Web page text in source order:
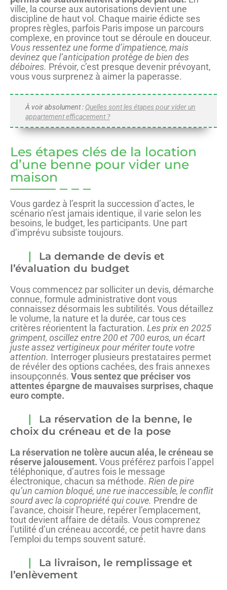
ville, la course aux autorisations devient une
discipline de haut vol. Chaque mairie édicte ses
propres règles, parfois Paris impose un parcours
complexe, en province tout se déroule en douceur.
Vous ressentez une forme d’impatience, mais
devinez que l’anticipation protège de bien des
déboires. Prévoir, c’est presque devenir prévoyant,
vous vous surprenez à aimer la paperasse.
À voir absolument : Quelles sont les étapes pour vider un
appartement​ efficacement ?
Les étapes clés de la location
d’une benne pour vider une
maison
Vous gardez à l’esprit la succession d’actes, le
scénario n’est jamais identique, il varie selon les
besoins, le budget, les participants. Une part
d’imprévu subsiste toujours.
La demande de devis et
l’évaluation du budget
Vous commencez par solliciter un devis, démarche
connue, formule administrative dont vous
connaissez désormais les subtilités. Vous détaillez
le volume, la nature et la durée, car tous ces
critères réorientent la facturation. Les prix en 2025
grimpent, oscillez entre 200 et 700 euros, un écart
juste assez vertigineux pour mériter toute votre
attention. Interroger plusieurs prestataires permet
de révéler des options cachées, des frais annexes
insoupçonnés. Vous sentez que préciser vos
attentes épargne de mauvaises surprises, chaque
euro compte.
La réservation de la benne, le
choix du créneau et de la pose
La réservation ne tolère aucun aléa, le créneau se
réserve jalousement. Vous préférez parfois l’appel
téléphonique, d’autres fois le message
électronique, chacun sa méthode. Rien de pire
qu’un camion bloqué, une rue inaccessible, le conflit
sourd avec la copropriété qui couve. Prendre de
l’avance, choisir l’heure, repérer l’emplacement,
tout devient affaire de détails. Vous comprenez
l’utilité d’un créneau accordé, ce petit havre dans
l’emploi du temps souvent saturé.
La livraison, le remplissage et
l’enlèvement